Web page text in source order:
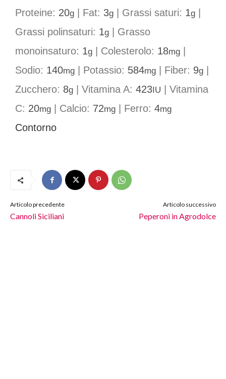
Proteine: 20g Fat: 3g Grassi saturi: 1g
Grassi polinsaturi: 1g
Grasso
monoinsaturo: 1g Colesterolo: 18mg
Sodio: 140mg Potassio: 584mg Fiber: 9g
Zucchero: 8g Vitamina A: 423IU
Vitamina
C: 20mg Calcio: 72mg Ferro: 4mg
Contorno
Articolo precedente
Cannoli Siciliani
Articolo successivo
Peperoni in Agrodolce